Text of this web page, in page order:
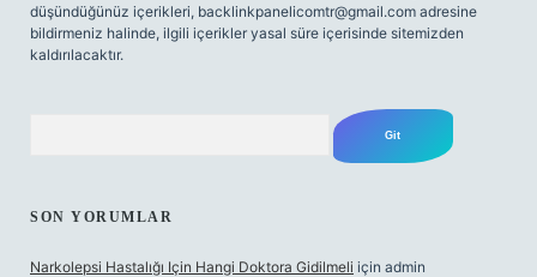
düşündüğünüz içerikleri, backlinkpanelicomtr@gmail.com adresine
bildirmeniz halinde, ilgili içerikler yasal süre içerisinde sitemizden
kaldırılacaktır.
SON YORUMLAR
Narkolepsi Hastalığı Için Hangi Doktora Gidilmeli için admin